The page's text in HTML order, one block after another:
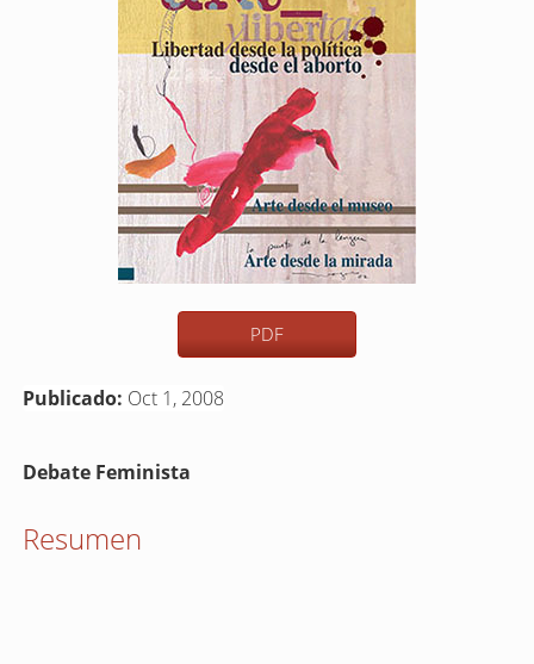
PDF
Publicado: Oct 1, 2008
Contenido
del
Debate Feminista
Resumen